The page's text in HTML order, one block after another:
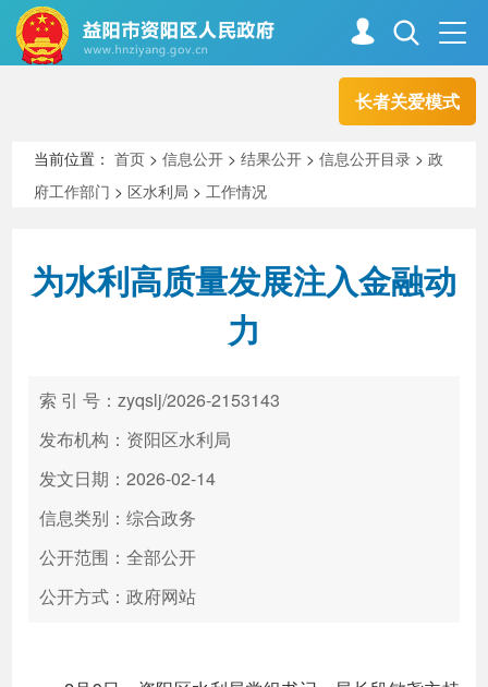
长者关爱模式
走进资阳
新闻中心 解读回应
政务服务
高效办成一件事
当前位置：首页 >信息公开 >结果公开 >信息公开目录 >政
府工作部门 > 区水利局 >工作情况
为水利高质量发展注入金融动
力
索 引 号：zyqslj/2026-2153143
发布机构：资阳区水利局
发文日期：2026-02-14
信息类别：综合政务
公开范围：全部公开
公开方式：政府网站